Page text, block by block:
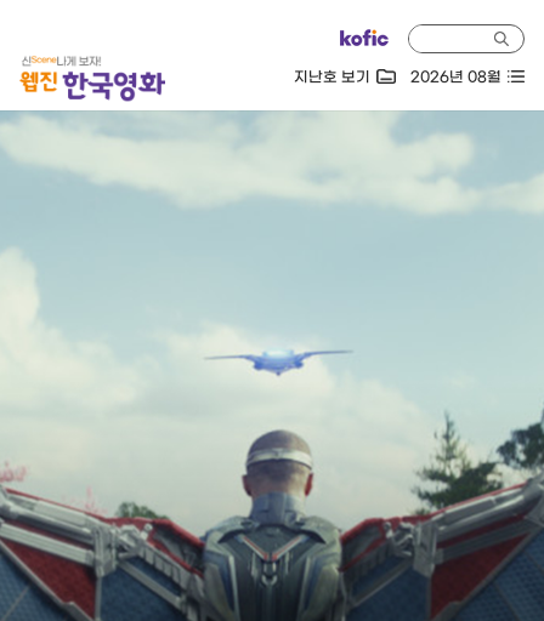
지난호 보기 2026년 08월
Box Office